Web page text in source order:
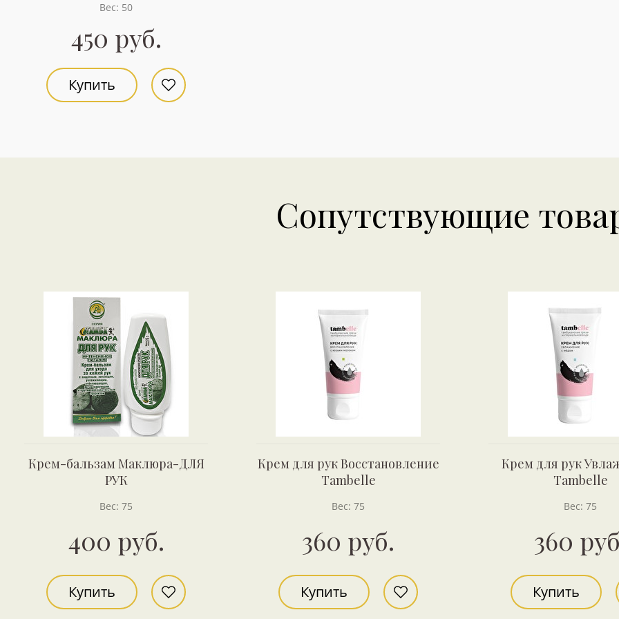
Вес: 50
450 руб.
Купить
Сопутствующие
Крем-бальзам Маклюра-ДЛЯ
РУК
Вес: 75
400 руб.
Купить
Крем для рук Восстановление
Tambelle
Вес: 75
360 руб.
Купить
Крем для рук
Tambelle
Вес: 75
360
Купить